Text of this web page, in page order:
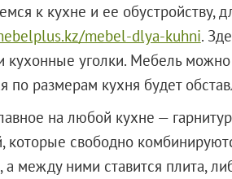
к кухне и ее обустройству,
mebel-dlya-kuhni.
кухонные уголки. Мебель
по размерам кухня будет
на любой кухне —
которые свободно
а между ними ставится плита,